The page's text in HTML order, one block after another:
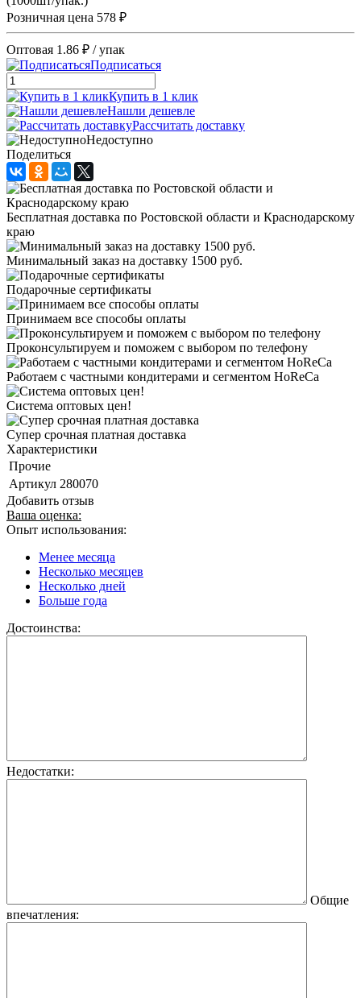
Розничная цена 578 ₽
Оптовая 1.86 ₽ / упак
Подписаться
Купить в 1 клик
Нашли дешевле
Рассчитать доставку
Недоступно
Поделиться
Бесплатная доставка по Ростовской области и Краснодарскому
краю
Минимальный заказ на доставку 1500 руб.
Подарочные сертификаты
Принимаем все способы оплаты
Проконсультируем и поможем с выбором по телефону
Работаем с частными кондитерами и сегментом HoReCa
Система оптовых цен!
Супер срочная платная доставка
Характеристики
Прочие
Артикул 280070
Добавить отзыв
Ваша оценка:
Опыт использования:
Менее месяца
Несколько месяцев
Несколько дней
Больше года
Достоинства:
Недостатки:
Общие
впечатления: